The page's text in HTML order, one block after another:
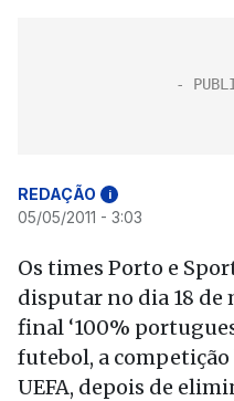
REDAÇÃO i
05/05/2011 - 3:03
Os times Porto e
disputar no dia 18 de
final ‘100%
futebol, a competição
UEFA, depois de